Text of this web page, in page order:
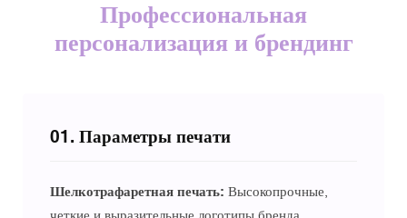
Профессиональная
персонализация и брендинг
01. Параметры печати
Шелкотрафаретная печать: Высокопрочные,